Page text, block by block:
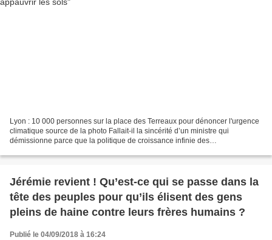
Lyon : 10 000 personnes sur la place des Terreaux pour dénoncer l'urgence
climatique source de la photo Fallait-il la sincérité d’un ministre qui
démissionne parce que la politique de croissance infinie des
Jérémie revient ! Qu’est-ce qui se passe dans la
tête des peuples pour qu’ils élisent des gens
pleins de haine contre leurs frères humains ?
Publié le 04/09/2018 à 16:24